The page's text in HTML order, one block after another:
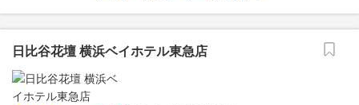
日比谷花壇 横浜ベイホテル東急店